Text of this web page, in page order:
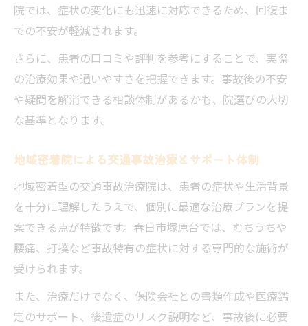
院では、症状の変化にも迅速に対応できるため、回復ま
での不安が軽減されます。
さらに、患者の口コミや評判を参考にすることで、実際
の治療効果や通いやすさを把握できます。事故後の不安
や疑問を解消できる相談体制があるかも、院選びの大切
な基準となります。
地域密着院による交通事故治療とサポート体制
地域密着型の交通事故治療院は、患者の症状や生活背景
を十分に理解したうえで、個別に最適な治療プランを提
案できる点が特徴です。春日市塚原台では、むちうちや
腰痛、打撲など事故特有の症状に対する専門的な施術が
受けられます。
また、治療だけでなく、保険会社との書類作成や医療鑑
定のサポート、後遺症のリスク説明など、事故後に必要